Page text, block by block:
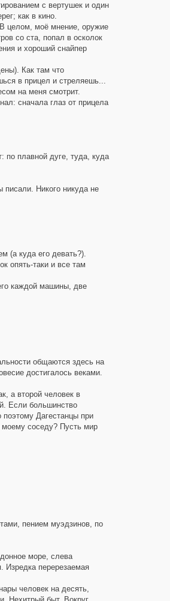
с вертушек и один
как в кино.
целом, моё мнение, оружие
со ста, попал в осколок
и хороший снайпер
Как там что
в прицел и стреляешь...
на меня смотрит.
сначала глаз от прицела
по плавной дуге, туда, куда
Никого никуда не
(а куда его девать?).
опять-таки и все там
каждой машины, две
общаются здесь на
достигалось веками.
а второй человек в
Если большинство
Дагестанцы при
соседу? Пусть мир
пением муэдзинов, по
море, слева
Изредка перерезаемая
человек на десять,